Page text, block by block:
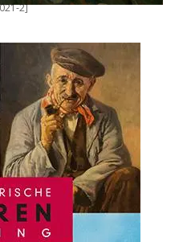
2]